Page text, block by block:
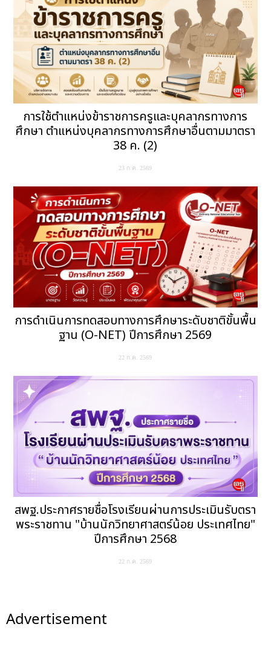
การใช้ตำแหน่งข้าราชการครูและบุคลากรทางการ
ศึกษา ตำแหน่งบุคลากรทางการศึกษาอื่นตามมาตรา
38 ค. (2)
23 ก.ค. 2569
การดำเนินการทดสอบทางการศึกษาระดับชาติขั้นพื้น
ฐาน (O-NET) ปีการศึกษา 2569
22 ก.ค. 2569
สพฐ.ประกาศรายชื่อโรงเรียนผ่านการประเมินรับตรา
พระราชทาน "บ้านนักวิทยาศาสตร์น้อย ประเทศไทย"
ปีการศึกษา 2568
22 ก.ค. 2569
Advertisement